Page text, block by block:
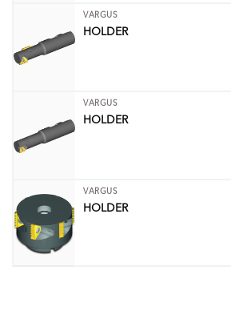
VARGUS
HOLDER
VARGUS
HOLDER
VARGUS
HOLDER